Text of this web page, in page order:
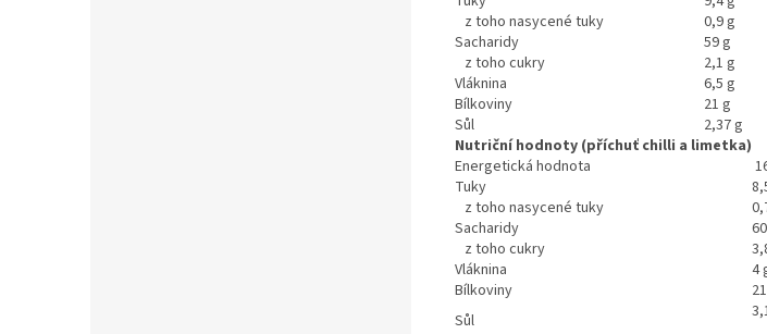
z toho nasycené tuky
0,9 g
Sacharidy
59 g
z toho cukry
2,1 g
Vláknina
6,5 g
Bílkoviny
21 g
Sůl
2,37 g
Nutriční hodnoty (příchuť chilli a limetka)
Energetická hodnota
Tuky
z toho nasycené tuky
Sacharidy
z toho cukry
Vláknina
4
Bílkoviny
Sůl